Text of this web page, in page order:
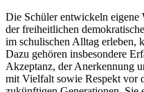
Die Schüler entwickeln eigene
der freiheitlichen
im schulischen Alltag erleben,
Dazu gehören insbesondere
Akzeptanz, der Anerkennung
mit Vielfalt sowie Respekt vor